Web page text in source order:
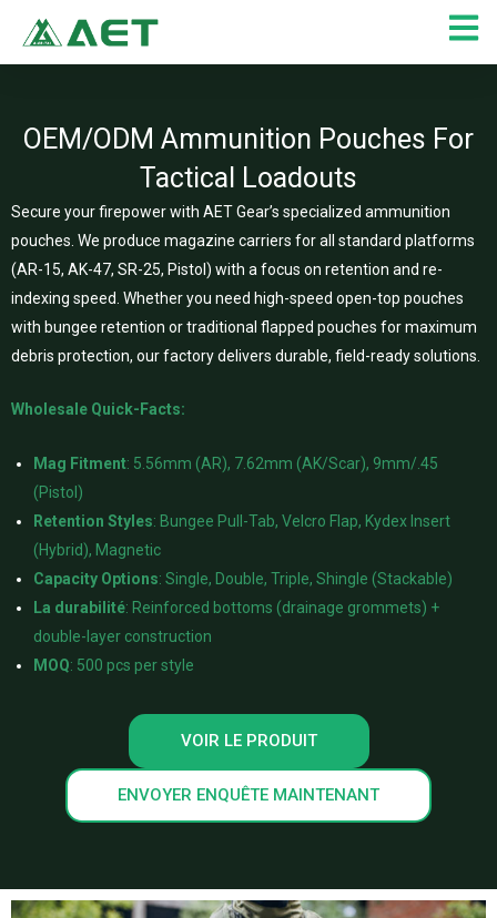
contenu
OEM/ODM Ammunition Pouches For
Tactical Loadouts
Secure your firepower with AET Gear’s specialized ammunition
pouches. We produce magazine carriers for all standard platforms
(AR-15, AK-47, SR-25, Pistol) with a focus on retention and re-
indexing speed. Whether you need high-speed open-top pouches
with bungee retention or traditional flapped pouches for maximum
debris protection, our factory delivers durable, field-ready solutions.
Wholesale Quick-Facts:
Mag Fitment: 5.56mm (AR), 7.62mm (AK/Scar), 9mm/.45
(Pistol)
Retention Styles: Bungee Pull-Tab, Velcro Flap, Kydex Insert
(Hybrid), Magnetic
Capacity Options: Single, Double, Triple, Shingle (Stackable)
La durabilité: Reinforced bottoms (drainage grommets) +
double-layer construction
MOQ: 500 pcs per style
VOIR LE PRODUIT
ENVOYER ENQUÊTE MAINTENANT